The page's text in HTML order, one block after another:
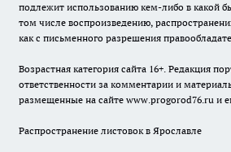
подлежит использованию кем-либо в какой
том числе воспроизведению,
как с письменного разрешения
Возрастная категория сайта 16+. Редакция
ответственности за комментарии и
размещенные на сайте www.progorod76.ru и
Распространение листовок в Ярославле